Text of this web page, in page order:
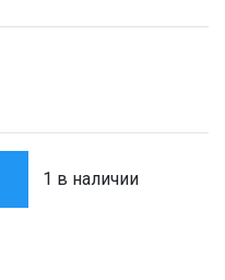
1 в наличии